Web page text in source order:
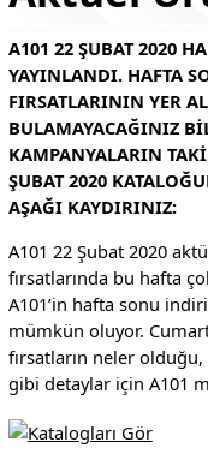
A101 22 ŞUBAT 2020
YAYINLANDI. HAFTA
FIRSATLARININ YER
BULAMAYACAĞINIZ
KAMPANYALARIN
ŞUBAT 2020
AŞAĞI KAYDIRINIZ:
A101 22 Şubat 2020
fırsatlarında bu hafta
A101’in hafta sonu
mümkün oluyor.
fırsatların neler
gibi detaylar için A101